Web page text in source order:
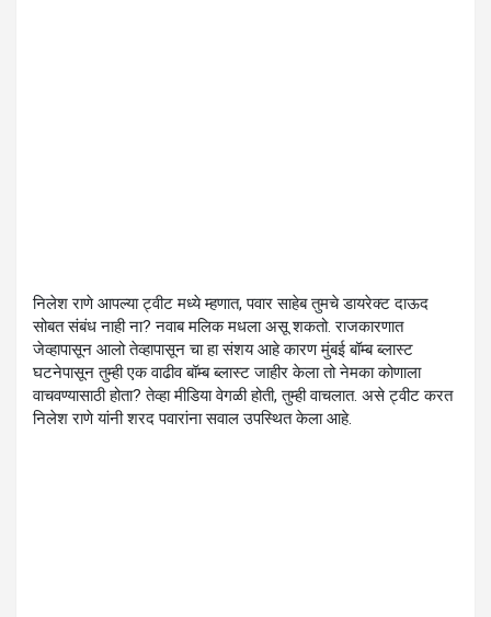
निलेश राणे आपल्या ट्वीट मध्ये म्हणात, पवार साहेब तुमचे डायरेक्ट दाऊद
सोबत संबंध नाही ना? नवाब मलिक मधला असू शकतो. राजकारणात
जेव्हापासून आलो तेव्हापासून चा हा संशय आहे कारण मुंबई बॉम्ब ब्लास्ट
घटनेपासून तुम्ही एक वाढीव बॉम्ब ब्लास्ट जाहीर केला तो नेमका कोणाला
वाचवण्यासाठी होता? तेव्हा मीडिया वेगळी होती, तुम्ही वाचलात. असे ट्वीट करत
निलेश राणे यांनी शरद पवारांना सवाल उपस्थित केला आहे.